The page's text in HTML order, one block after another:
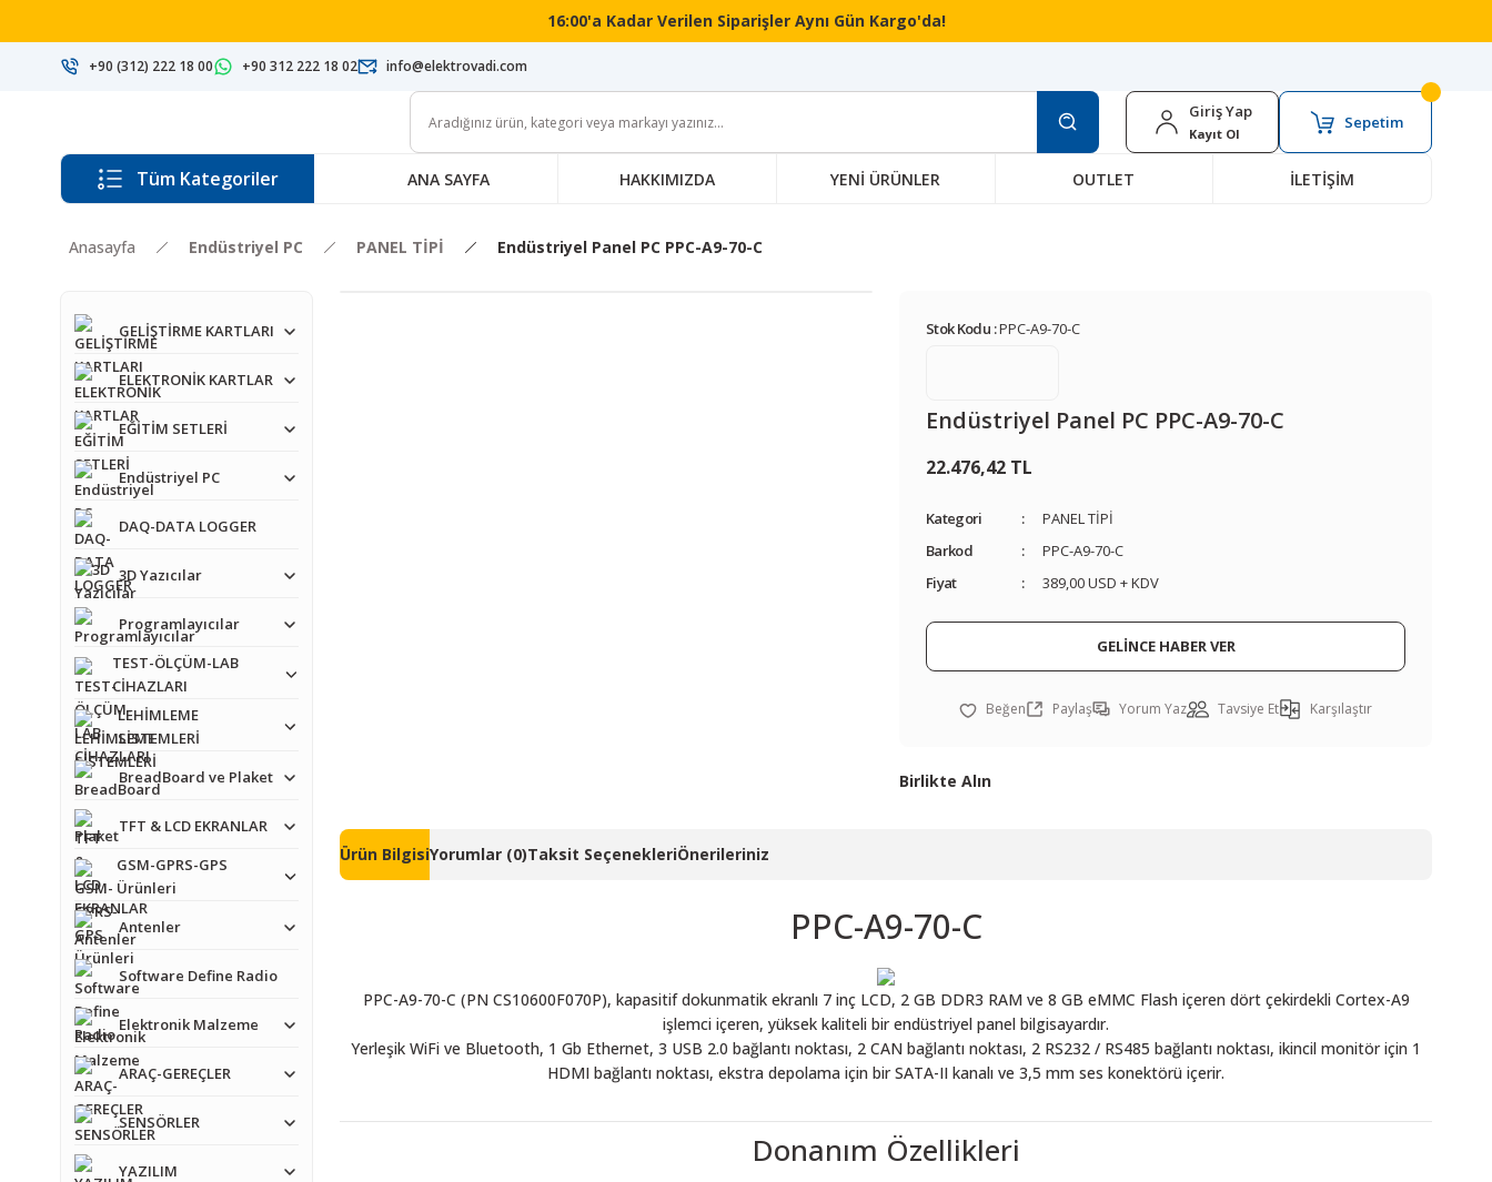
16:00'a Kadar Verilen Siparişler Aynı Gün Kargo'da!
+90 (312) 222 18 00 +90 312 222 18 02 info@elektrovadi.com
Giriş Yap
Kayıt Ol
Sepetim
Tüm Kategoriler ANA SAYFA HAKKIMIZDA YENİ ÜRÜNLER OUTLET İLETİŞİM
Anasayfa Endüstriyel PC PANEL TİPİ Endüstriyel Panel PC PPC-A9-70-C
GELİŞTİRME KARTLARI
ELEKTRONİK KARTLAR
EĞİTİM SETLERİ
Endüstriyel PC
DAQ-DATA LOGGER
3D Yazıcılar
Programlayıcılar
TEST-ÖLÇÜM-LAB
CİHAZLARI
LEHİMLEME
SİSTEMLERİ
BreadBoard ve Plaket
TFT & LCD EKRANLAR
GSM-GPRS-GPS
Ürünleri
Antenler
Software Define Radio
Elektronik Malzeme
ARAÇ-GEREÇLER
SENSÖRLER
YAZILIM
Stok Kodu :PPC-A9-70-C
Endüstriyel Panel PC PPC-A9-70-C
22.476,42 TL
Kategori
PANEL TİPİ
Barkod
PPC-A9-70-C
Fiyat
389,00 USD + KDV
GELİNCE HABER VER
Paylaş Yorum Yaz Tavsiye Et Karşılaştır
Birlikte Alın
Ürün BilgisiYorumlar (0)Taksit SeçenekleriÖnerileriniz
PPC-A9-70-C
PPC-A9-70-C (PN CS10600F070P), kapasitif dokunmatik ekranlı 7 inç LCD, 2 GB DDR3 RAM ve 8 GB eMMC Flash içeren dört çekirdekli Cortex-A9
işlemci içeren, yüksek kaliteli bir endüstriyel panel bilgisayardır.
Yerleşik WiFi ve Bluetooth, 1 Gb Ethernet, 3 USB 2.0 bağlantı noktası, 2 CAN bağlantı noktası, 2 RS232 / RS485 bağlantı noktası, ikincil monitör için 1
HDMI bağlantı noktası, ekstra depolama için bir SATA-II kanalı ve 3,5 mm ses konektörü içerir.
Donanım Özellikleri